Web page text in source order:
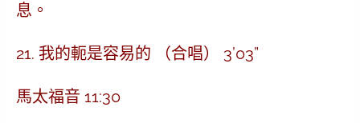
息。
21. 我的軛是容易的 （合唱） 3’03”
馬太福音 11:30